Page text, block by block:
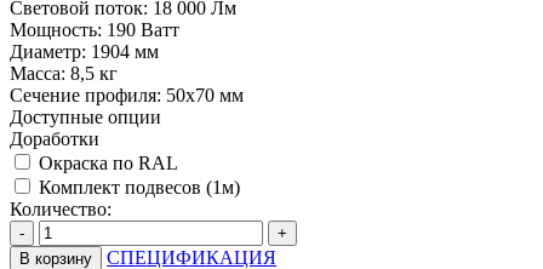
Световой поток: 18 000 Лм
Мощность: 190 Ватт
Диаметр: 1904 мм
Масса: 8,5 кг
Сечение профиля: 50х70 мм
Доступные опции
Доработки
Окраска по RAL
Комплект подвесов (1м)
Количество:
-
+
В корзину
СПЕЦИФИКАЦИЯ